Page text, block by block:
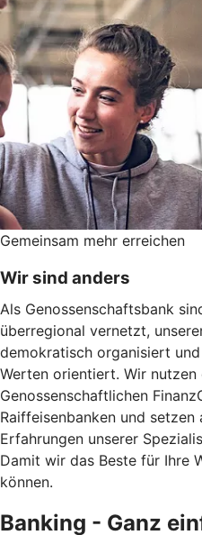
Gemeinsam mehr erreichen
Wir sind anders
Als Genossenschaftsbank
überregional vernetzt,
demokratisch organisiert
Werten orientiert. Wir nutzen
Genossenschaftlichen
Raiffeisenbanken und setzen
Erfahrungen unserer
Damit wir das Beste für Ihre
können.
Banking - Ganz